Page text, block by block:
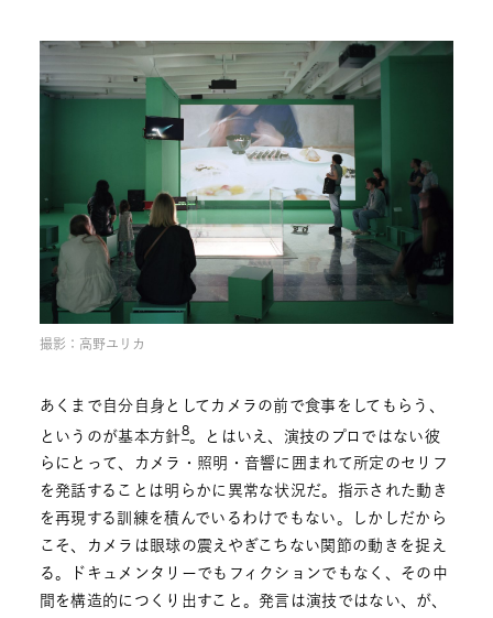
撮影：高野ユリカ
あくまで自分自身としてカメラの前で食事をしてもらう、
というのが基本方針8。とはいえ、演技のプロではない彼
らにとって、カメラ・照明・音響に囲まれて所定のセリフ
を発話することは明らかに異常な状況だ。指示された動き
を再現する訓練を積んでいるわけでもない。しかしだから
こそ、カメラは眼球の震えやぎこちない関節の動きを捉え
る。ドキュメンタリーでもフィクションでもなく、その中
間を構造的につくり出すこと。発言は演技ではない、が、